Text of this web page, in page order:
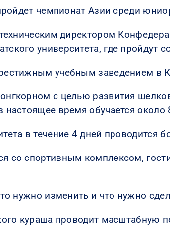
чемпионат Азии среди
директором
университета, где пройдут
учебным заведением в
с целью развития
время обучается около
в течение 4 дней проводится
со спортивным комплексом,
нужно изменить и что нужно
кураша проводит масштабную